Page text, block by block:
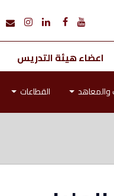
اعضاء هيئة التدريس
والمعاهد القطاعات